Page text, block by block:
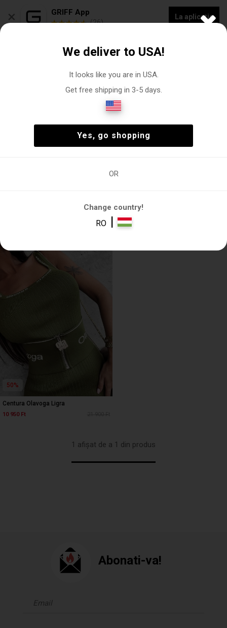
× GRIFF App
(26)
La aplicație
Apăra
Apăra(1)
Filtre
50%
Centura Olavoga Ligra
10 950 Ft
1 afișat de a 1 din produs
Abonati-va!
We deliver to USA!
It looks like you are in USA.
Get free shipping in 3-5 days.
Yes, go shopping
OR
Change country!
RO |